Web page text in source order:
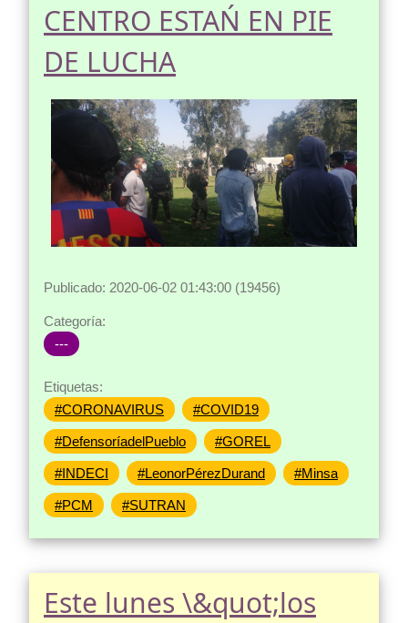
CENTRO ESTAŃ EN PIE
DE LUCHA
Publicado: 2020-06-02 01:43:00 (19456)
Categoría:
---
Etiquetas:
#CORONAVIRUS
#COVID19
#DefensoríadelPueblo #GOREL
#INDECI #LeonorPérezDurand #Minsa
#PCM #SUTRAN
Este lunes \&quot;los